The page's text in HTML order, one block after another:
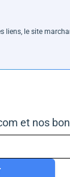
liens, le site
et nos